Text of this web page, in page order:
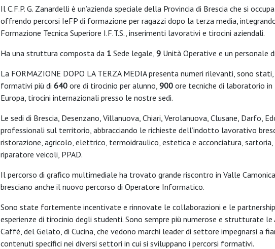
Il C.F.P. G. Zanardelli è un’azienda speciale della Provincia di Brescia che si
offrendo percorsi IeFP di formazione per ragazzi dopo la terza media,
Formazione Tecnica Superiore I.F.T.S., inserimenti lavorativi e tirocini aziendali.
Ha una struttura composta da 1 Sede legale, 9 Unità Operative e un personale di
La FORMAZIONE DOPO LA TERZA MEDIA presenta numeri rilevanti, sono
formativi più di 640 ore di tirocinio per alunno, 900 ore tecniche di laboratorio in
Europa, tirocini internazionali presso le nostre sedi.
Le sedi di Brescia, Desenzano, Villanuova, Chiari, Verolanuova, Clusane,
professionali sul territorio, abbracciando le richieste dell’indotto lavorativo
ristorazione, agricolo, elettrico, termoidraulico, estetica e acconciatura,
riparatore veicoli, PPAD.
Il percorso di grafico multimediale ha trovato grande riscontro in Valle
bresciano anche il nuovo percorso di Operatore Informatico.
Sono state fortemente incentivate e rinnovate le collaborazioni e le
esperienze di tirocinio degli studenti. Sono sempre più numerose e strutturate le
Caffè, del Gelato, di Cucina, che vedono marchi leader di settore impegnarsi a
contenuti specifici nei diversi settori in cui si sviluppano i percorsi formativi.